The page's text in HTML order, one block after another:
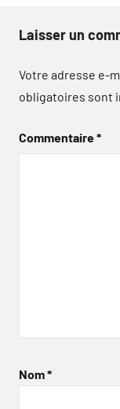
Laisser un
Votre adresse e-
obligatoires sont
Commentaire*
Nom*